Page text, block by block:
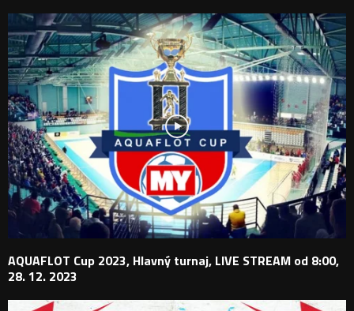
AQUAFLOT Cup 2023, Hlavný turnaj, LIVE STREAM od 8:00,
28. 12. 2023